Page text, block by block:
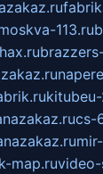
113.ru
cs-
map.ruvideo-